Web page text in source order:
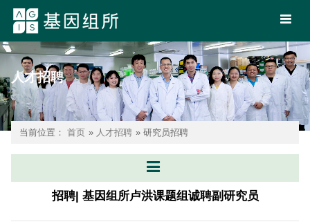
人才招聘
当前位置： 首页 » 人才招聘 » 研究员招聘
招聘| 基因组所卢洪课题组诚聘副研究员